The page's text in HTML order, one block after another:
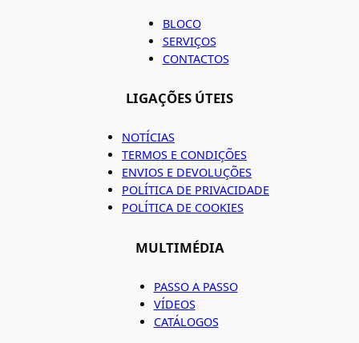
BLOCO
SERVIÇOS
CONTACTOS
LIGAÇÕES ÚTEIS
NOTÍCIAS
TERMOS E CONDIÇÕES
ENVIOS E DEVOLUÇÕES
POLÍTICA DE PRIVACIDADE
POLÍTICA DE COOKIES
MULTIMÉDIA
PASSO A PASSO
VÍDEOS
CATÁLOGOS